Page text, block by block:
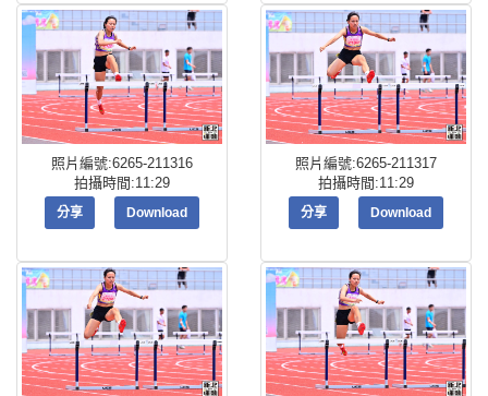
照片編號:6265-211316
拍攝時間:11:29
分享 Download
照片編號:6265-211317
拍攝時間:11:29
分享 Download